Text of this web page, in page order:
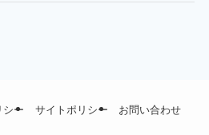
シー サイトポリシー お問い合わせ